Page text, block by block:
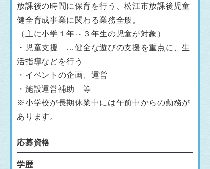
放課後の時間に保育を行う、松江市放課後児童
健全育成事業に関わる業務全般。
（主に小学１年～３年生の児童が対象）
・児童支援 …健全な遊びの支援を重点に、生
活指導などを行う
・イベントの企画、運営
・施設運営補助 等
※小学校が長期休業中には午前中からの勤務が
あります。
応募資格
学歴